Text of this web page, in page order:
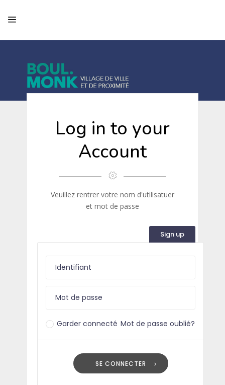
Log in to your
Account
Veuillez rentrer votre nom d'utilisatuer
et mot de passe
Sign up
Garder connecté Mot de passe oublié?
SE CONNECTER